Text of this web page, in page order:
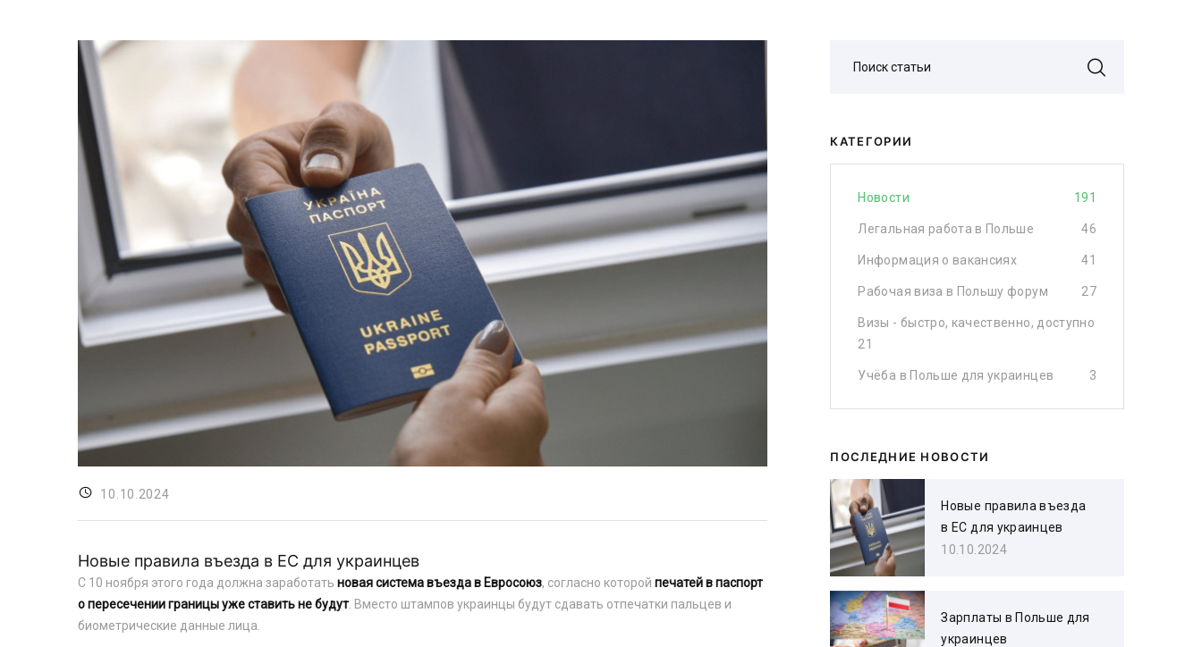
10.10.2024
Новые правила въезда в ЕС для украинцев
С 10 ноября этого года должна заработать новая система въезда в Евросоюз, согласно которой печатей в паспорт
о пересечении границы уже ставить не будут. Вместо штампов украинцы будут сдавать отпечатки пальцев и
биометрические данные лица.
Поиск статьи
КАТЕГОРИИ
Новости 191
Легальная работа в Польше 46
Информация о вакансиях 41
Рабочая виза в Польшу форум 27
Визы - быстро, качественно, доступно
21
Учёба в Польше для украинцев 3
ПОСЛЕДНИЕ НОВОСТИ
Новые правила въезда
в ЕС для украинцев
10.10.2024
Зарплаты в Польше для
украинцев